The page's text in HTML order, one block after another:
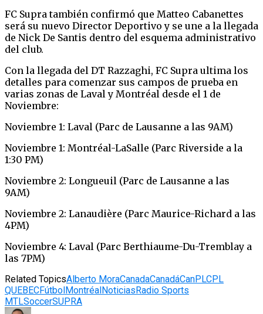
FC Supra también confirmó que Matteo Cabanettes
será su nuevo Director Deportivo y se une a la llegada
de Nick De Santis dentro del esquema administrativo
del club.
Con la llegada del DT Razzaghi, FC Supra ultima los
detalles para comenzar sus campos de prueba en
varias zonas de Laval y Montréal desde el 1 de
Noviembre:
Noviembre 1: Laval (Parc de Lausanne a las 9AM)
Noviembre 1: Montréal-LaSalle (Parc Riverside a la
1:30 PM)
Noviembre 2: Longueuil (Parc de Lausanne a las
9AM)
Noviembre 2: Lanaudière (Parc Maurice-Richard a las
4PM)
Noviembre 4: Laval (Parc Berthiaume-Du-Tremblay a
las 7PM)
Related TopicsAlberto MoraCanadaCanadáCanPLCPL
QUEBECFútbol Montréal Noticias Radio Sports
MTLSoccerSUPRA